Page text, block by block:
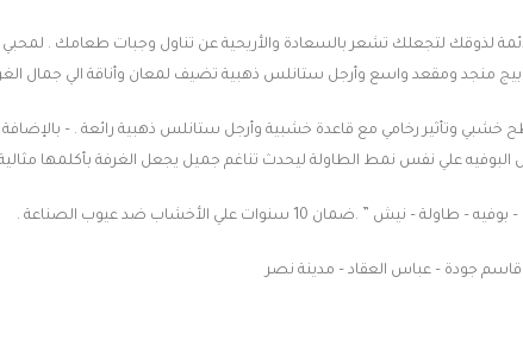
منجد ومقعد واسع وأرجل ستانلس ذهبية تضيف لمعان وأناقة الي جمال
وتأثير رخامي مع قاعدة خشبية وأرجل ستانلس ذهبية رائعة . – بالإضافة
البوفيه علي نفس نمط الطاولة ليحدث تناغم جميل يجعل الغرفة بأكلمها
ضمان 10 سنوات علي الأخشاب ضد عيوب الصناعة .